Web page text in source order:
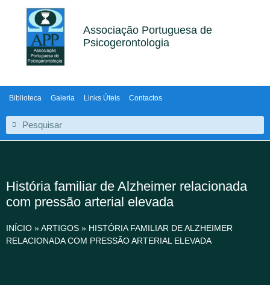
Associação Portuguesa de
Psicogerontologia
Biblioteca Galeria Links Úteis Contactos
História familiar de Alzheimer relacionada
com pressão arterial elevada
INÍCIO »ARTIGOS » HISTÓRIA FAMILIAR DE ALZHEIMER
RELACIONADA COM PRESSÃO ARTERIAL ELEVADA